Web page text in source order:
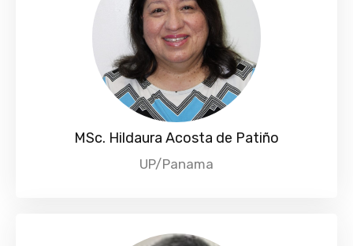
MSc. Hildaura Acosta de Patiño
UP/Panama